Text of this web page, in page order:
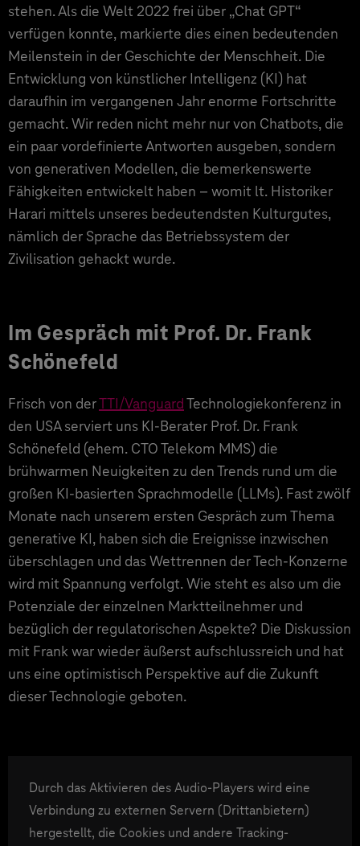
stehen. Als die Welt 2022 frei über „Chat GPT“
verfügen konnte, markierte dies einen bedeutenden
Meilenstein in der Geschichte der Menschheit. Die
Entwicklung von künstlicher Intelligenz (KI) hat
daraufhin im vergangenen Jahr enorme Fortschritte
gemacht. Wir reden nicht mehr nur von Chatbots, die
ein paar vordefinierte Antworten ausgeben, sondern
von generativen Modellen, die bemerkenswerte
Fähigkeiten entwickelt haben – womit lt. Historiker
Harari mittels unseres bedeutendsten Kulturgutes,
nämlich der Sprache das Betriebssystem der
Zivilisation gehackt wurde.
Im Gespräch mit Prof. Dr. Frank
Schönefeld
Frisch von derTTI/VanguardTechnologiekonferenz in
den USA serviert uns KI-Berater Prof. Dr. Frank
Schönefeld (ehem. CTO Telekom MMS) die
brühwarmen Neuigkeiten zu den Trends rund um die
großen KI-basierten Sprachmodelle (LLMs). Fast zwölf
Monate nach unserem ersten Gespräch zum Thema
generative KI, haben sich die Ereignisse inzwischen
überschlagen und das Wettrennen der Tech-Konzerne
wird mit Spannung verfolgt. Wie steht es also um die
Potenziale der einzelnen Marktteilnehmer und
bezüglich der regulatorischen Aspekte? Die Diskussion
mit Frank war wieder äußerst aufschlussreich und hat
uns eine optimistisch Perspektive auf die Zukunft
dieser Technologie geboten.
Durch das Aktivieren des Audio-Players wird eine
Verbindung zu externen Servern (Drittanbietern)
hergestellt, die Cookies und andere Tracking-